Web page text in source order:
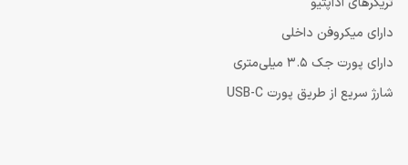
دارای میکروفن داخلی
دارای پورت جک 3.5 میلی‌متری
شارژ سریع از طریق پورت USB-C